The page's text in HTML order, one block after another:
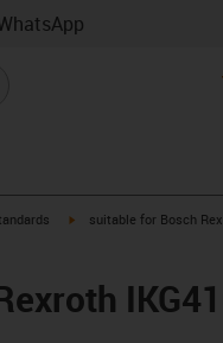
igus-icon-arrow-right
suitable for Bosch